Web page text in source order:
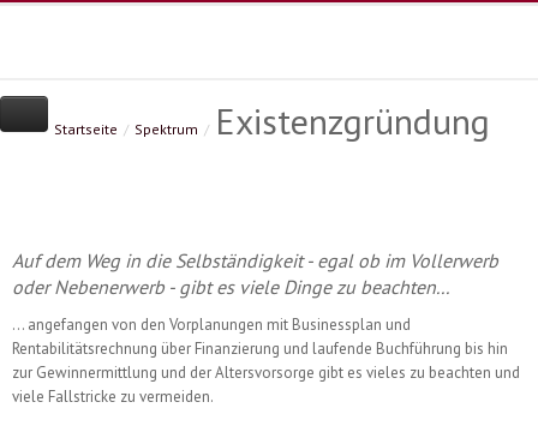
Startseite / Spektrum / Existenzgründung
Auf dem Weg in die Selbständigkeit - egal ob im Vollerwerb
oder Nebenerwerb - gibt es viele Dinge zu beachten...
... angefangen von den Vorplanungen mit Businessplan und
Rentabilitätsrechnung über Finanzierung und laufende Buchführung bis hin
zur Gewinnermittlung und der Altersvorsorge gibt es vieles zu beachten und
viele Fallstricke zu vermeiden.
KanzleiLeistungen
Spektrum
Landwirtschaftliche Buchstelle
Finanzbuchhaltung |
Betriebswirtsch. Ber.
Erben & Schenken
Lohn- & Gehaltsabrechnung
Unternehmensberatung
So bucht man heute - Video
Deutscher